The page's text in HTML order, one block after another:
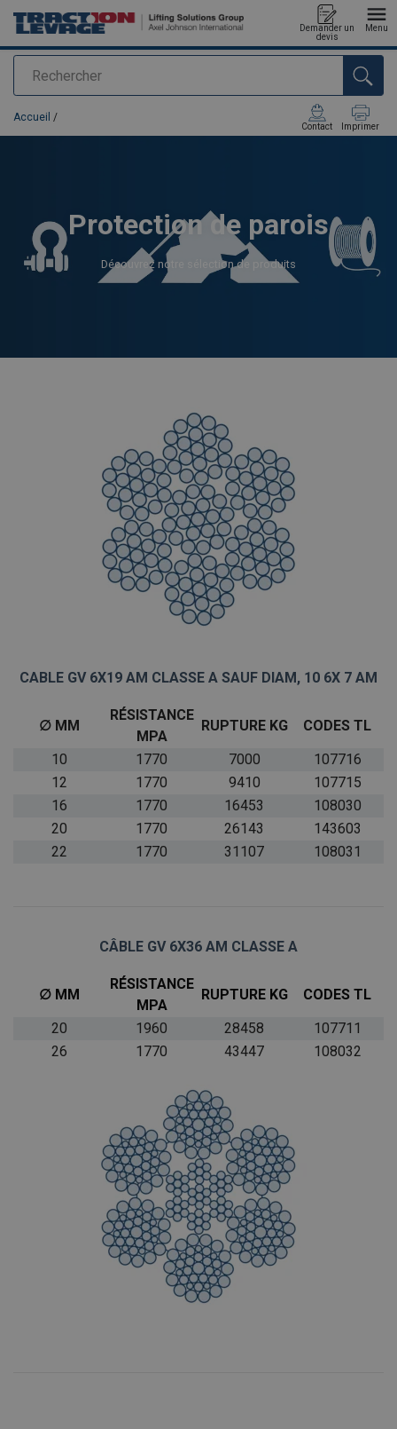
Rechercher
Demander un
devis
Menu
Ajouté au panier
Accueil /
Contact Imprimer
Protection de parois
Découvrez notre sélection de produits
CABLE GV 6X19 AM CLASSE A SAUF DIAM, 10 6X 7 AM
∅ MM
RÉSISTANCE
MPA
RUPTURE KG
CODES TL
10
1770 7000
107716
12
1770 9410
107715
16
1770 16453
108030
20
1770 26143
143603
22
1770 31107 108031
CÂBLE GV 6X36 AM CLASSE A
∅ MM
RÉSISTANCE
MPA
RUPTURE KG
CODES TL
20
1960 28458
107711
26
1770 43447 108032